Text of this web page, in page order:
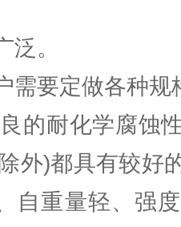
。
需要定做各种规
的耐化学腐蚀
外)都具有较好
自重量轻、强